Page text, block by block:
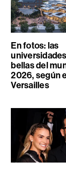
En fotos: las
bellas del
2026, según
Versailles